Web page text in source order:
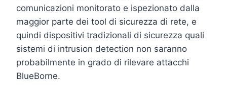
comunicazioni monitorato e ispezionato dalla
maggior parte dei tool di sicurezza di rete, e
quindi dispositivi tradizionali di sicurezza quali
sistemi di intrusion detection non saranno
probabilmente in grado di rilevare attacchi
BlueBorne.